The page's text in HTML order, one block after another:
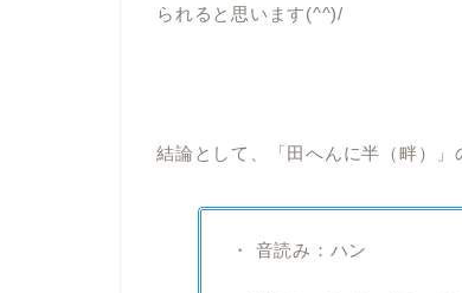
られると思います(^^)/
結論として、「田へんに半（畔）」
・ 音読み：ハン